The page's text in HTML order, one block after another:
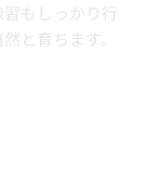
もしっかり行
と育ちます。